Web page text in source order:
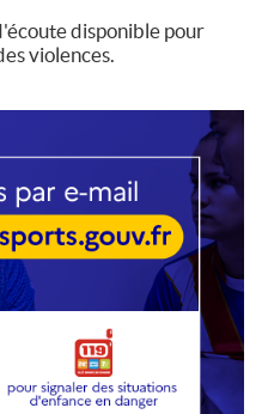
disponible pour
violences.